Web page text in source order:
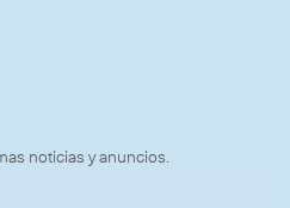
noticias y anuncios.